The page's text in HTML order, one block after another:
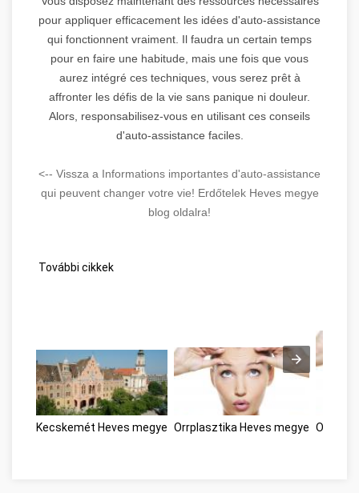
pour appliquer efficacement les idées d'auto-assistance
qui fonctionnent vraiment. Il faudra un certain temps
pour en faire une habitude, mais une fois que vous
aurez intégré ces techniques, vous serez prêt à
affronter les défis de la vie sans panique ni douleur.
Alors, responsabilisez-vous en utilisant ces conseils
d'auto-assistance faciles.
<-- Vissza a Informations importantes d'auto-assistance
qui peuvent changer votre vie! Erdőtelek Heves megye
blog oldalra!
További cikkek
Kecskemét Heves megye Orrplasztika Heves megye